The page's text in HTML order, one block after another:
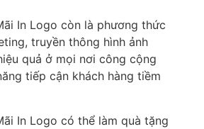
In Logo còn là phương thức
truyền thông hình ảnh
quả ở mọi nơi công cộng
tiếp cận khách hàng tiềm
In Logo có thể làm quà tặng